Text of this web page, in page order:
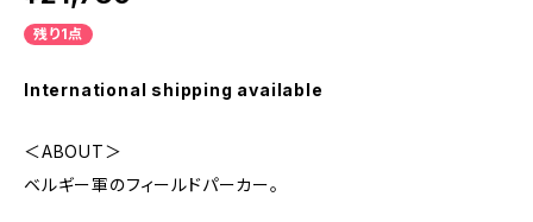
残り1点
International shipping available
＜ABOUT＞
ベルギー軍のフィールドパーカー。